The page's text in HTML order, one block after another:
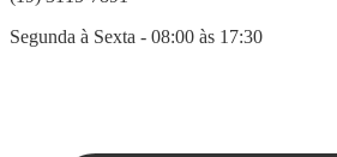
Segunda à Sexta - 08:00 às 17:30